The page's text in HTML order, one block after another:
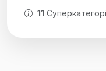
11